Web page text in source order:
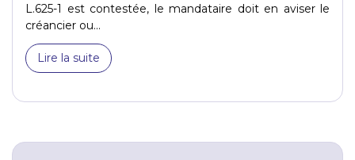
L.625-1 est contestée, le mandataire doit en aviser le
créancier ou...
Lire la suite